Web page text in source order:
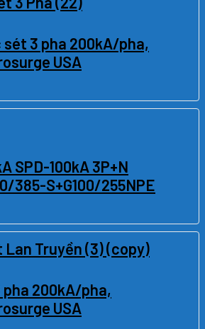
3 pha 200kA/pha,
USA
SPD-100kA 3P+N
385-S+G100/255NPE
200kA/pha,
USA